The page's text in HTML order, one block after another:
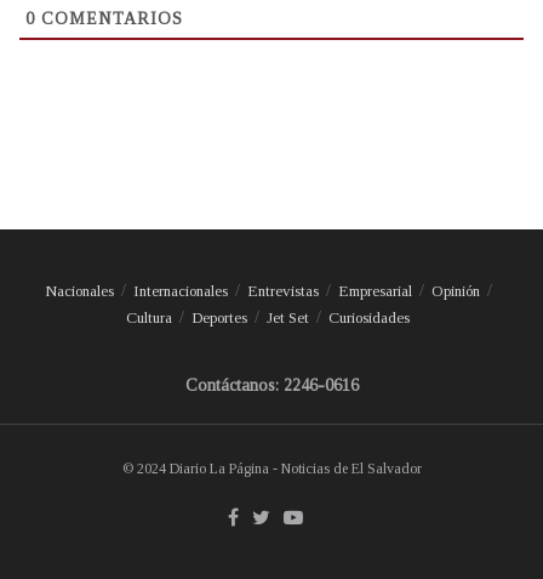
0 COMENTARIOS
Nacionales Internacionales Entrevistas Empresarial
Opinión
Cultura
Deportes Jet Set Curiosidades
Contáctanos: 2246-0616
© 2024 Diario La Página - Noticias de El Salvador